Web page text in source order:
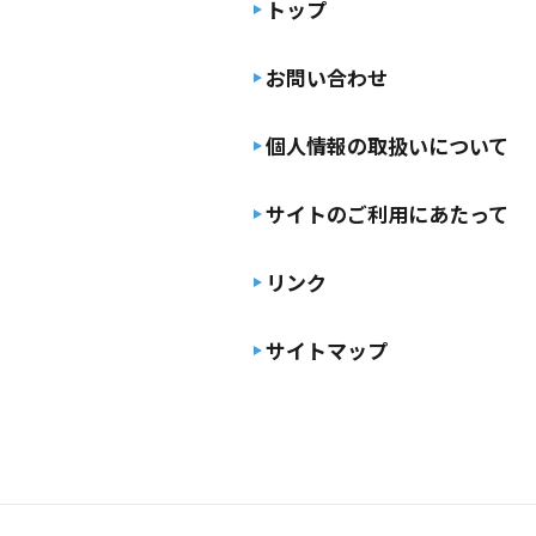
トップ
お問い合わせ
個人情報の取扱いについて
サイトのご利用にあたって
リンク
サイトマップ